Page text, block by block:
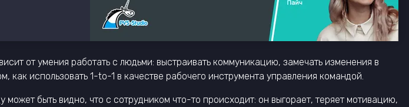
от умения работать с людьми: выстраивать коммуникацию, замечать изменения в
использовать 1-to-1 в качестве рабочего инструмента управления командой.
быть видно, что с сотрудником что-то происходит: он выгорает, теряет мотивацию,